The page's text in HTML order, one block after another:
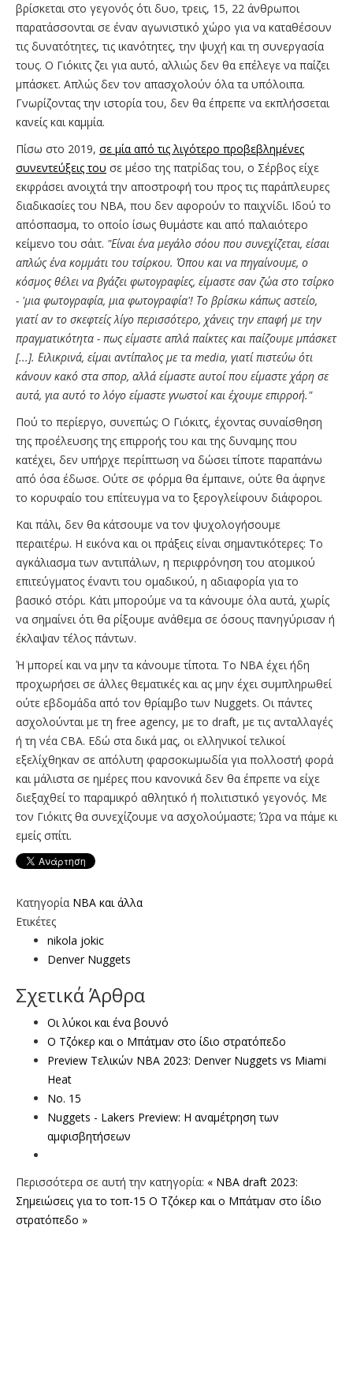
βρίσκεται στο γεγονός ότι δυο, τρεις, 15, 22 άνθρωποι
παρατάσσονται σε έναν αγωνιστικό χώρο για να καταθέσουν
τις δυνατότητες, τις ικανότητες, την ψυχή και τη συνεργασία
τους. Ο Γιόκιτς ζει για αυτό, αλλιώς δεν θα επέλεγε να παίζει
μπάσκετ. Απλώς δεν τον απασχολούν όλα τα υπόλοιπα.
Γνωρίζοντας την ιστορία του, δεν θα έπρεπε να εκπλήσσεται
κανείς και καμμία.
Πίσω στο 2019, σε μία από τις λιγότερο προβεβλημένες
συνεντεύξεις του σε μέσο της πατρίδας του, ο Σέρβος είχε
εκφράσει ανοιχτά την αποστροφή του προς τις παράπλευρες
διαδικασίες του ΝΒΑ, που δεν αφορούν το παιχνίδι. Ιδού το
απόσπασμα, το οποίο ίσως θυμάστε και από παλαιότερο
κείμενο του σάιτ. "Είναι ένα μεγάλο σόου που συνεχίζεται, είσαι
απλώς ένα κομμάτι του τσίρκου. Όπου και να πηγαίνουμε, ο
κόσμος θέλει να βγάζει φωτογραφίες, είμαστε σαν ζώα στο τσίρκο
- 'μια φωτογραφία, μια φωτογραφία'! Το βρίσκω κάπως αστείο,
γιατί αν το σκεφτείς λίγο περισσότερο, χάνεις την επαφή με την
πραγματικότητα - πως είμαστε απλά παίκτες και παίζουμε μπάσκετ
[...]. Ειλικρινά, είμαι αντίπαλος με τα media, γιατί πιστεύω ότι
κάνουν κακό στα σπορ, αλλά είμαστε αυτοί που είμαστε χάρη σε
αυτά, για αυτό το λόγο είμαστε γνωστοί και έχουμε επιρροή."
Πού το περίεργο, συνεπώς; O Γιόκιτς, έχοντας συναίσθηση
της προέλευσης της επιρροής του και της δυναμης που
κατέχει, δεν υπήρχε περίπτωση να δώσει τίποτε παραπάνω
από όσα έδωσε. Ούτε σε φόρμα θα έμπαινε, ούτε θα άφηνε
το κορυφαίο του επίτευγμα να το ξερογλείφουν διάφοροι.
Και πάλι, δεν θα κάτσουμε να τον ψυχολογήσουμε
περαιτέρω. Η εικόνα και οι πράξεις είναι σημαντικότερες: Το
αγκάλιασμα των αντιπάλων, η περιφρόνηση του ατομικού
επιτεύγματος έναντι του ομαδικού, η αδιαφορία για το
βασικό στόρι. Κάτι μπορούμε να τα κάνουμε όλα αυτά, χωρίς
να σημαίνει ότι θα ρίξουμε ανάθεμα σε όσους πανηγύρισαν ή
έκλαψαν τέλος πάντων.
Ή μπορεί και να μην τα κάνουμε τίποτα. Το ΝΒΑ έχει ήδη
προχωρήσει σε άλλες θεματικές και ας μην έχει συμπληρωθεί
ούτε εβδομάδα από τον θρίαμβο των Nuggets. Οι πάντες
ασχολούνται με τη free agency, με το draft, με τις ανταλλαγές
ή τη νέα CBA. Εδώ στα δικά μας, οι ελληνικοί τελικοί
εξελίχθηκαν σε απόλυτη φαρσοκωμωδία για πολλοστή φορά
και μάλιστα σε ημέρες που κανονικά δεν θα έπρεπε να είχε
διεξαχθεί το παραμικρό αθλητικό ή πολιτιστικό γεγονός. Με
τον Γιόκιτς θα συνεχίζουμε να ασχολούμαστε; Ώρα να πάμε κι
εμείς σπίτι.
Κατηγορία NBA και άλλα
Ετικέτες
nikola jokic
Denver Nuggets
Σχετικά Άρθρα
Οι λύκοι και ένα βουνό
Ο Τζόκερ και ο Μπάτμαν στο ίδιο στρατόπεδο
Preview Τελικών ΝΒΑ 2023: Denver Nuggets vs Miami
Heat
Νο. 15
Nuggets - Lakers Preview: H αναμέτρηση των
αμφισβητήσεων
Περισσότερα σε αυτή την κατηγορία: « NBA draft 2023:
Σημειώσεις για το τοπ-15 Ο Τζόκερ και ο Μπάτμαν στο ίδιο
στρατόπεδο »